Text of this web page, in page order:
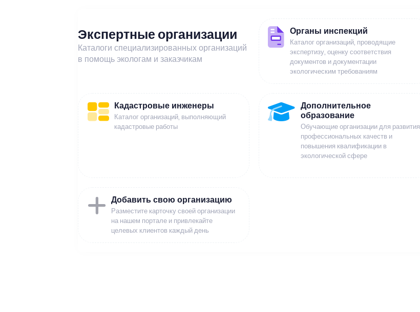
Экспертные организации
Каталоги специализированных организаций
в помощь экологам и заказчикам
Органы инспекций
Каталог организаций, проводящие
экспертизу, оценку соответствия
документов и документации
экологическим требованиям
Кадастровые инженеры
Каталог организаций, выполняющий
кадастровые работы
Дополнительное
образование
Обучающие организации для развития
профессиональных качеств и
повышения квалификации в
экологической сфере
Добавить свою организацию
Разместите карточку своей организации
на нашем портале и привлекайте
целевых клиентов каждый день